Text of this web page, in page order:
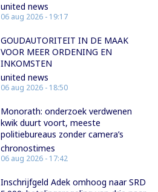
united news
06 aug 2026 - 19:17
GOUDAUTORITEIT IN DE MAAK
VOOR MEER ORDENING EN
INKOMSTEN
united news
06 aug 2026 - 18:50
Monorath: onderzoek verdwenen
kwik duurt voort, meeste
politiebureaus zonder camera’s
chronostimes
06 aug 2026 - 17:42
Inschrijfgeld Adek omhoog naar SRD